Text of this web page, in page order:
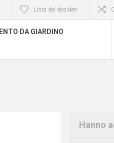
Lista dei desideri
DA GIARDINO
Hanno